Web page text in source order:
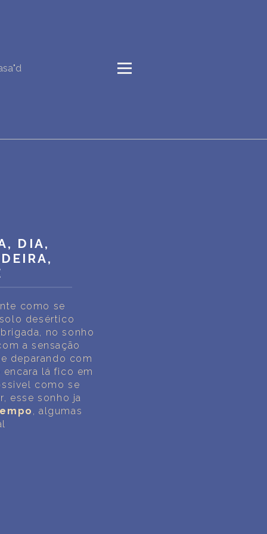
DIA,
como se
desértico
no sonho
a sensação
deparando com
lá fico em
como se
esse sonho ja
, algumas